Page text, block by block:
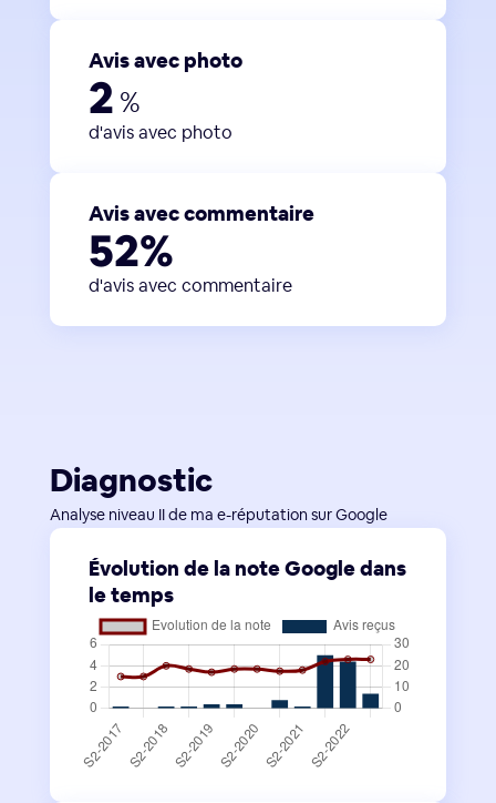
Avis avec photo
2 %
d'avis avec photo
Avis avec commentaire
52%
d'avis avec commentaire
Diagnostic
Analyse niveau II de ma e-réputation sur Google
Évolution de la note Google dans
le temps